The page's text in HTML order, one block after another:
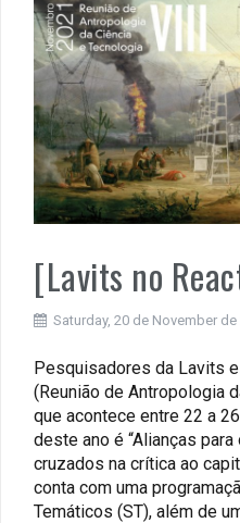
[Lavits no
Saturday, 20 de November de
Pesquisadores da Lavits
(Reunião de Antropologia
que acontece entre 22 a
deste ano é “Alianças
cruzados na crítica ao
conta com uma
Temáticos (ST), além de